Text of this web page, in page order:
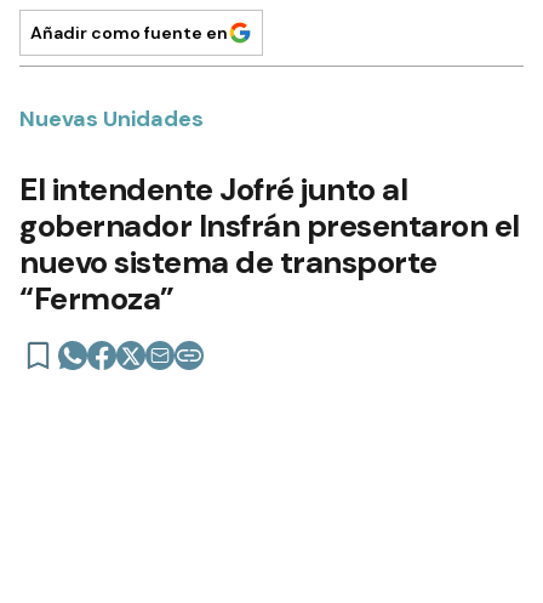
Añadir como fuente en
Nuevas Unidades
El intendente Jofré junto al
gobernador Insfrán presentaron el
nuevo sistema de transporte
“Fermoza”